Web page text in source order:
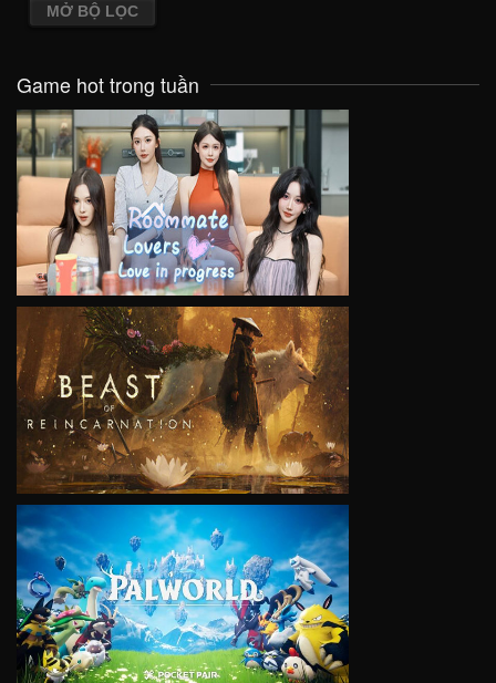
MỞ BỘ LỌC
Game hot trong tuần
VIEW
VIEW
VIEW